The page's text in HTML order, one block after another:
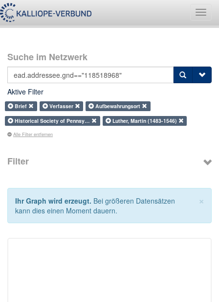
Suche im Netzwerk
Aktive Filter
Brief Verfasser
Aufbewahrungsort
Historical Society of Pennsy…
Luther, Martin (1483-1546)
Alle Filter entfernen
Filter
×
Ihr Graph wird erzeugt. Bei größeren Datensätzen
kann dies einen Moment dauern.